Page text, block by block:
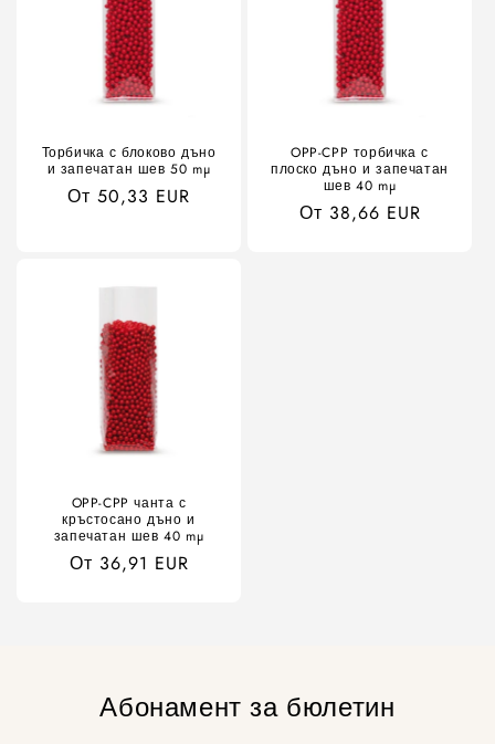
Торбичка с блоково дъно
и запечатан шев 50 mµ
Обичайна
От 50,33 EUR
OPP-CPP торбичка с
плоско дъно и запечатан
шев 40 mµ
Обичайна
От 38,66 EUR
OPP-CPP чанта с
кръстосано дъно и
запечатан шев 40 mµ
Обичайна
От 36,91 EUR
Абонамент за бюлетин